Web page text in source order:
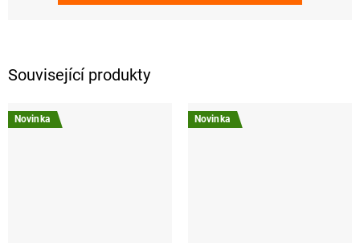
Související produkty
Novinka Novinka